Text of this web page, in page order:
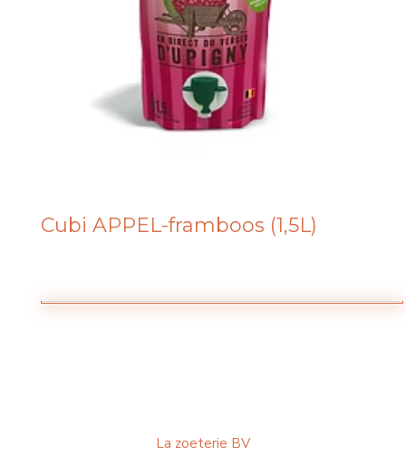
Cubi APPEL-framboos (1,5L)
La zoeterie BV